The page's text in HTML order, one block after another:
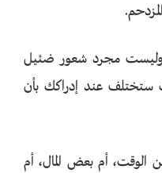
وليست مجرد شعور ضئيل
ستختلف عند إدراكك بأن
الوقت، أم بعض المال، أم